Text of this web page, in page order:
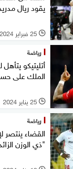
يقود ريال
l 25 فبراير 2024
رياضة
أتليتيكو
الملك على
l 25 يناير 2024
رياضة
القضاء ينتصر
"ذي الوزن